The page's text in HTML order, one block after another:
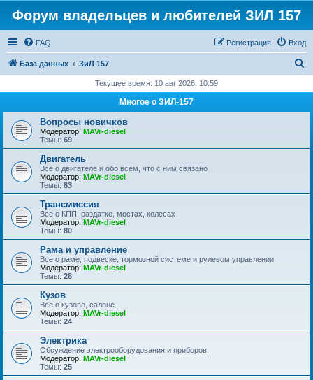
Форум владельцев и любителей ЗИЛ 157
FAQ Вход
Регистрация
База данных ЗиЛ 157
с
Текущее время: 10 авг 2026, 10:59
Многое о ЗИЛ-157
Вопросы новичков
Модератор: MAVr-diesel
Темы: 69
Двигатель
Все о двигателе и обо всем, что с ним связано
Модератор: MAVr-diesel
Темы: 83
Трансмиссия
Все о КПП, раздатке, мостах, колесах
Модератор: MAVr-diesel
Темы: 80
Рама и управление
Все о раме, подвеске, тормозной системе и рулевом управлении
Модератор: MAVr-diesel
Темы: 28
Кузов
Все о кузове, салоне.
Модератор: MAVr-diesel
Темы: 24
Электрика
Обсуждение электрооборудования и приборов.
Модератор: MAVr-diesel
Темы: 25